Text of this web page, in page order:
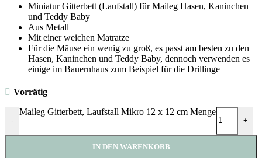
Miniatur Gitterbett (Laufstall) für Maileg Hasen, Kaninchen
und Teddy Baby
Aus Metall
Mit einer weichen Matratze
Für die Mäuse ein wenig zu groß, es passt am besten zu den
Hasen, Kaninchen und Teddy Baby, dennoch verwenden es
einige im Bauernhaus zum Beispiel für die Drillinge
Vorrätig
-
Maileg Gitterbett, Laufstall Mikro 12 x 12 cm Menge
+
IN DEN WARENKORB